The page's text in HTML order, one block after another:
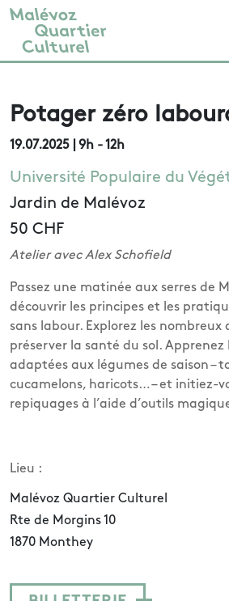
Potager zéro
19.07.2025 | 9h - 12h
Université Populaire du
Jardin de Malévoz
50 CHF
Atelier avec Alex Schofield
Passez une matinée aux serres de
découvrir les principes et les
sans labour. Explorez les nombreux
préserver la santé du sol. Apprenez
adaptées aux légumes de saison –
cucamelons, haricots… – et initiez-
repiquages à l’aide d’outils
Lieu :
Malévoz Quartier Culturel
Rte de Morgins 10
1870 Monthey